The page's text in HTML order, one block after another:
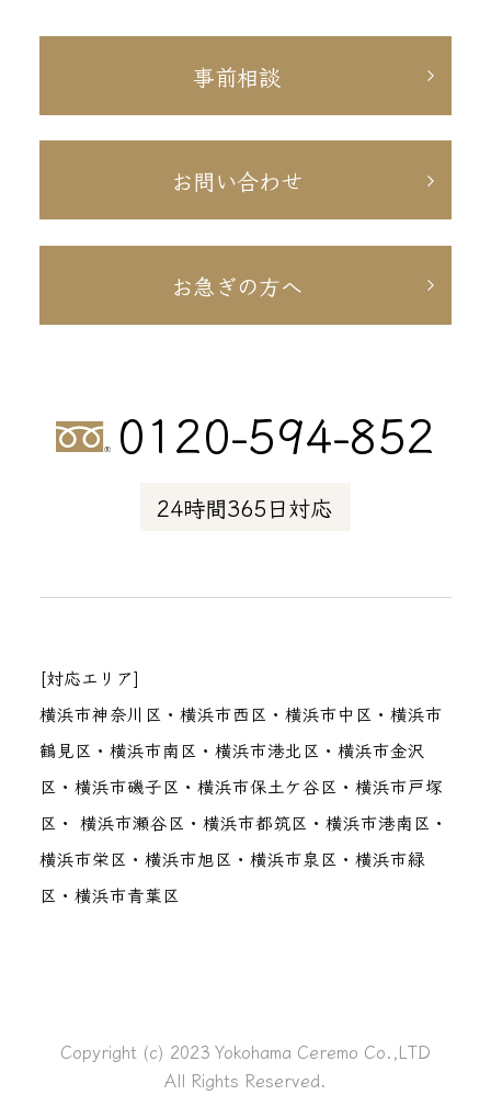
事前相談
お問い合わせ
お急ぎの方へ
0120-594-852
24時間365日対応
[対応エリア]
横浜市神奈川区・横浜市西区・横浜市中区・横浜市
鶴見区・横浜市南区・横浜市港北区・横浜市金沢
区・横浜市磯子区・横浜市保土ケ谷区・横浜市戸塚
区・ 横浜市瀬谷区・横浜市都筑区・横浜市港南区・
横浜市栄区・横浜市旭区・横浜市泉区・横浜市緑
区・横浜市青葉区
Copyright (c) 2023 Yokohama Ceremo Co.,LTD
All Rights Reserved.